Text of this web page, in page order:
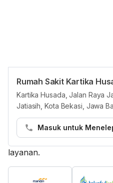
Rumah Sakit Kartika
Kartika Husada, Jalan Raya
Jatiasih, Kota Bekasi, Jawa
Masuk untuk
Asuransi
Semua penyedia layanan
mencantumkan paket
akurat. Jika terdapat
membantu
layanan.